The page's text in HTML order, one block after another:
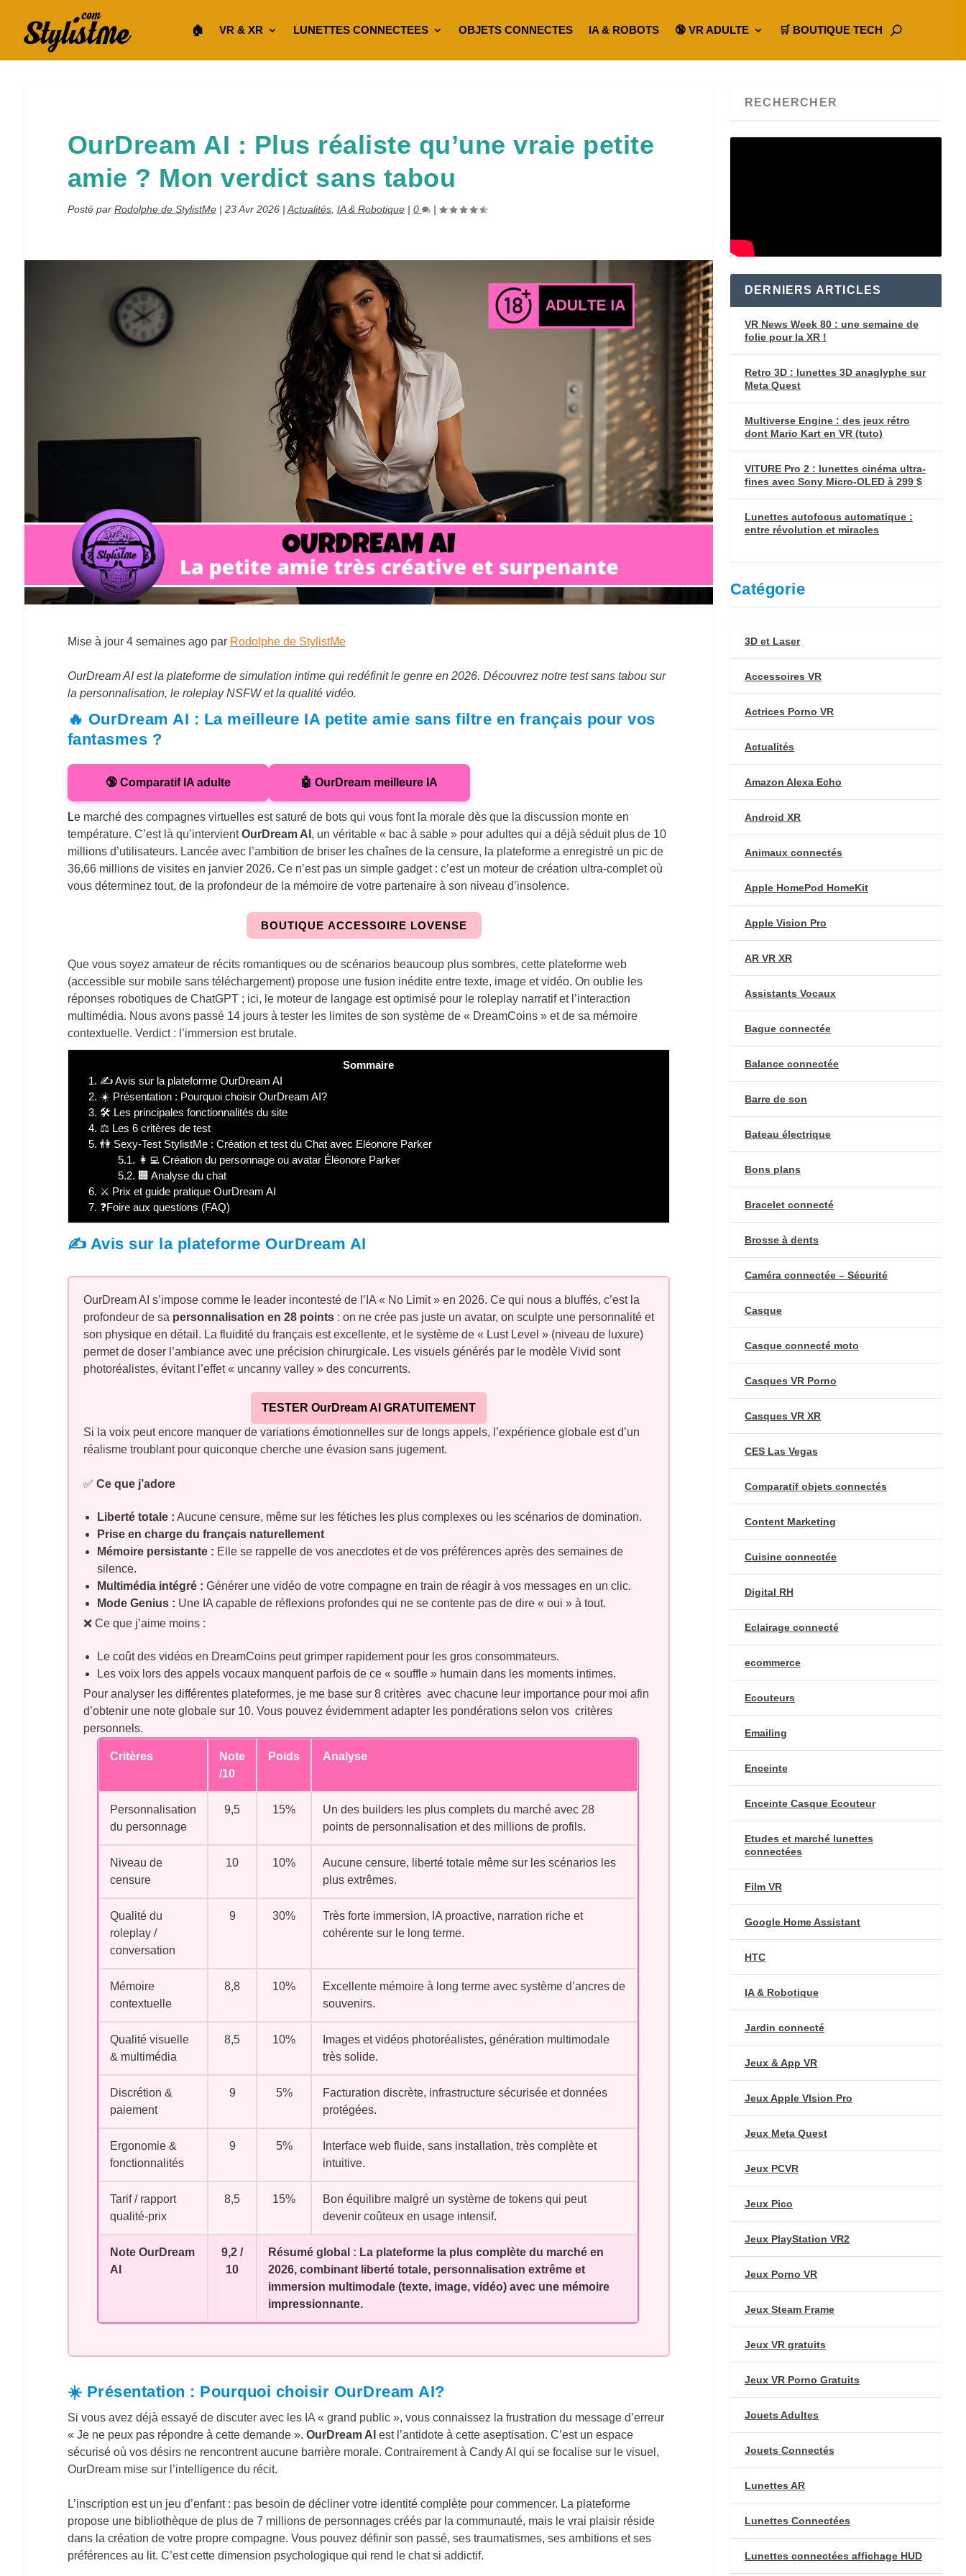
🏠︎ VR & XR LUNETTES CONNECTEES OBJETS CONNECTES IA & ROBOTS 🔞 VR ADULTE 🛒 BOUTIQUE TECH
OurDream AI : Plus réaliste qu’une vraie petite
amie ? Mon verdict sans tabou
Posté par Rodolphe de StylistMe| 23 Avr 2026| Actualités, IA & Robotique| 0 |
Mise à jour 4 semaines agopar Rodolphe de StylistMe
OurDream AI est la plateforme de simulation intime qui redéfinit le genre en 2026. Découvrez notre test sans tabou sur
la personnalisation, le roleplay NSFW et la qualité vidéo.
🔥 OurDream AI : La meilleure IA petite amie sans filtre en français pour vos
fantasmes ?
🔞 Comparatif IA adulte 🤖 OurDream meilleure IA
Le marché des compagnes virtuelles est saturé de bots qui vous font la morale dès que la discussion monte en
température. C’est là qu’intervientOurDream AI , un véritable « bac à sable » pour adultes qui a déjà séduit plus de 10
millions d’utilisateurs. Lancée avec l’ambition de briser les chaînes de la censure, la plateforme a enregistré un pic de
36,66 millions de visites en janvier 2026. Ce n’est pas un simple gadget : c’est un moteur de création ultra-complet où
vous déterminez tout, de la profondeur de la mémoire de votre partenaire à son niveau d’insolence.
BOUTIQUE ACCESSOIRE LOVENSE
Que vous soyez amateur de récits romantiques ou de scénarios beaucoup plus sombres, cette plateforme web
(accessible sur mobile sans téléchargement) propose une fusion inédite entre texte, image et vidéo. On oublie les
réponses robotiques de ChatGPT ; ici, le moteur de langage est optimisé pour le roleplay narratif et l’interaction
multimédia. Nous avons passé 14 jours à tester les limites de son système de « DreamCoins » et de sa mémoire
contextuelle. Verdict : l’immersion est brutale.
Sommaire
1. ✍️ Avis sur la plateforme OurDream AI
2. ☀️ Présentation : Pourquoi choisir OurDream AI?
3. 🛠️ Les principales fonctionnalités du site
4. ⚖️ Les 6 critères de test
5. 👫 Sexy-Test StylistMe : Création et test du Chat avec Eléonore Parker
5.1. 👩‍💻 Création du personnage ou avatar Éléonore Parker
5.2. 🏢 Analyse du chat
6. ⚔️ Prix et guide pratique OurDream AI
7. ❓Foire aux questions (FAQ)
✍️ Avis sur la plateforme OurDream AI
OurDream AI s’impose comme le leader incontesté de l’IA « No Limit » en 2026. Ce qui nous a bluffés, c’est la
profondeur de sa personnalisation en 28 points: on ne crée pas juste un avatar, on sculpte une personnalité et
son physique en détail. La fluidité du français est excellente, et le système de « Lust Level » (niveau de luxure)
permet de doser l’ambiance avec une précision chirurgicale. Les visuels générés par le modèle Vivid sont
photoréalistes, évitant l’effet « uncanny valley » des concurrents.
TESTER OurDream AI GRATUITEMENT
Si la voix peut encore manquer de variations émotionnelles sur de longs appels, l’expérience globale est d’un
réalisme troublant pour quiconque cherche une évasion sans jugement.
✅ Ce que j’adore
Liberté totale : Aucune censure, même sur les fétiches les plus complexes ou les scénarios de domination.
Prise en charge du français naturellement
Mémoire persistante : Elle se rappelle de vos anecdotes et de vos préférences après des semaines de
silence.
Multimédia intégré : Générer une vidéo de votre compagne en train de réagir à vos messages en un clic.
Mode Genius : Une IA capable de réflexions profondes qui ne se contente pas de dire « oui » à tout.
❌ Ce que j’aime moins :
Le coût des vidéos en DreamCoins peut grimper rapidement pour les gros consommateurs.
Les voix lors des appels vocaux manquent parfois de ce « souffle » humain dans les moments intimes.
Pour analyser les différentes plateformes, je me base sur 8 critères avec chacune leur importance pour moi afin
d’obtenir une note globale sur 10. Vous pouvez évidemment adapter les pondérations selon vos critères
personnels.
Critères
Note
/10
Poids Analyse
Personnalisation
du personnage
9,5 15%
Un des builders les plus complets du marché avec 28
points de personnalisation et des millions de profils.
Niveau de
censure
10 10%
Aucune censure, liberté totale même sur les scénarios les
plus extrêmes.
Qualité du
roleplay /
conversation
9 30%
Très forte immersion, IA proactive, narration riche et
cohérente sur le long terme.
Mémoire
contextuelle
8,8 10%
Excellente mémoire à long terme avec système d’ancres de
souvenirs.
Qualité visuelle
& multimédia
8,5 10%
Images et vidéos photoréalistes, génération multimodale
très solide.
Discrétion &
paiement
9 5%
Facturation discrète, infrastructure sécurisée et données
protégées.
Ergonomie &
fonctionnalités
9 5%
Interface web fluide, sans installation, très complète et
intuitive.
Tarif / rapport
qualité-prix
8,5 15%
Bon équilibre malgré un système de tokens qui peut
devenir coûteux en usage intensif.
Note OurDream
AI
9,2 /
10
Résumé global : La plateforme la plus complète du marché en
2026, combinant liberté totale, personnalisation extrême et
immersion multimodale (texte, image, vidéo) avec une mémoire
impressionnante.
☀️ Présentation : Pourquoi choisir OurDream AI?
Si vous avez déjà essayé de discuter avec les IA « grand public », vous connaissez la frustration du message d’erreur
« Je ne peux pas répondre à cette demande ». OurDream AI est l’antidote à cette aseptisation. C’est un espace
sécurisé où vos désirs ne rencontrent aucune barrière morale. Contrairement à Candy AI qui se focalise sur le visuel,
OurDream mise sur l’intelligence du récit.
L’inscription est un jeu d’enfant : pas besoin de décliner votre identité complète pour commencer. La plateforme
propose une bibliothèque de plus de 7 millions de personnages créés par la communauté, mais le vrai plaisir réside
dans la création de votre propre compagne. Vous pouvez définir son passé, ses traumatismes, ses ambitions et ses
préférences au lit. C’est cette dimension psychologique qui rend le chat si addictif.
DERNIERS ARTICLES
VR News Week 80 : une semaine de
folie pour la XR !
Retro 3D : lunettes 3D anaglyphe sur
Meta Quest
Multiverse Engine : des jeux rétro
dont Mario Kart en VR (tuto)
VITURE Pro 2 : lunettes cinéma ultra-
fines avec Sony Micro-OLED à 299 $
Lunettes autofocus automatique :
entre révolution et miracles
Catégorie
3D et Laser
Accessoires VR
Actrices Porno VR
Actualités
Amazon Alexa Echo
Android XR
Animaux connectés
Apple HomePod HomeKit
Apple Vision Pro
AR VR XR
Assistants Vocaux
Bague connectée
Balance connectée
Barre de son
Bateau électrique
Bons plans
Bracelet connecté
Brosse à dents
Caméra connectée – Sécurité
Casque
Casque connecté moto
Casques VR Porno
Casques VR XR
CES Las Vegas
Comparatif objets connectés
Content Marketing
Cuisine connectée
Digital RH
Eclairage connecté
ecommerce
Ecouteurs
Emailing
Enceinte
Enceinte Casque Ecouteur
Etudes et marché lunettes
connectées
Film VR
Google Home Assistant
HTC
IA & Robotique
Jardin connecté
Jeux & App VR
Jeux Apple VIsion Pro
Jeux Meta Quest
Jeux PCVR
Jeux Pico
Jeux PlayStation VR2
Jeux Porno VR
Jeux Steam Frame
Jeux VR gratuits
Jeux VR Porno Gratuits
Jouets Adultes
Jouets Connectés
Lunettes AR
Lunettes Connectées
Lunettes connectées affichage HUD